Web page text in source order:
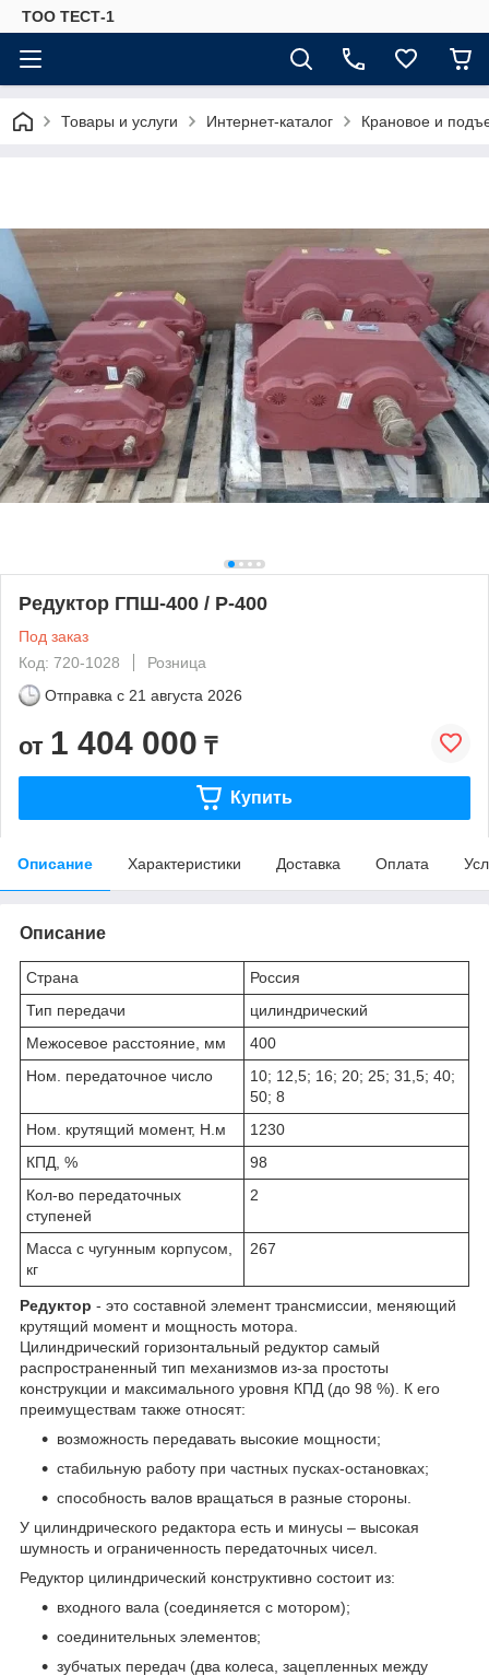
ТОО ТЕСТ-1
Товары и услуги Интернет-каталог Крановое и
Редуктор ГПШ-400 / Р-400
Под заказ
Код: 720-1028
Розница
Отправка с 21 августа 2026
от 1 404 000 ₸
Купить
Описание Характеристики Доставка Оплата
Описание
Страна
Россия
Тип передачи
цилиндрический
Межосевое расстояние, мм
400
Ном. передаточное число
10; 12,5; 16; 20; 25; 31,5; 40;
50; 8
Ном. крутящий момент, Н.м
1230
КПД, %
98
Кол-во передаточных
ступеней
2
Масса с чугунным корпусом,
кг
267
Редуктор - это составной элемент трансмиссии, меняющий
крутящий момент и мощность мотора.
Цилиндрический горизонтальный редуктор самый
распространенный тип механизмов из-за простоты
конструкции и максимального уровня КПД (до 98 %). К его
преимуществам также относят:
возможность передавать высокие мощности;
стабильную работу при частных пусках-остановках;
способность валов вращаться в разные стороны.
У цилиндрического редактора есть и минусы – высокая
шумность и ограниченность передаточных чисел.
Редуктор цилиндрический конструктивно состоит из:
входного вала (соединяется с мотором);
соединительных элементов;
зубчатых передач (два колеса, зацепленных между